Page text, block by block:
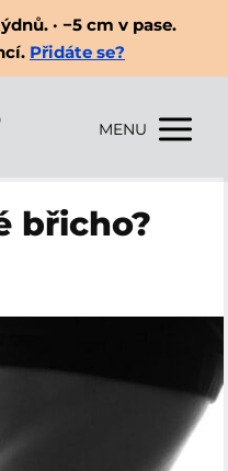
· −5 cm v pase.
Přidáte se?
MENU
břicho?